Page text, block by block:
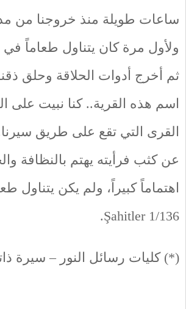
ساعات طويلة منذ خروجنا من
ولأول مرة كان يتناول طعاماً في
ثم أخرج أدوات الحلاقة وحلق
اسم هذه القرية.. كنا نبيت على
القرى التي تقع على طريق
عن كثب فرأيته يهتم بالنظافة
Şahitler 1/136.
(*) كليات رسائل النور – سيرة